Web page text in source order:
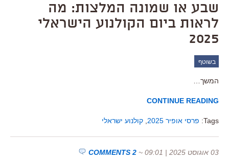
שבע או שמונה המלצות: מה
לראות ביום הקולנוע הישראלי
2025
בשוטף
המשך…
CONTINUE READING
Tags: פרסי אופיר 2025 קולנוע ישראלי
03 אוגוסט 2025 | 09:01 ~
2 COMMENTS